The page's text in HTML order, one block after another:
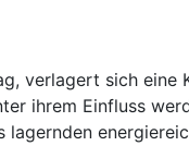
verlagert sich eine
ihrem Einfluss
lagernden